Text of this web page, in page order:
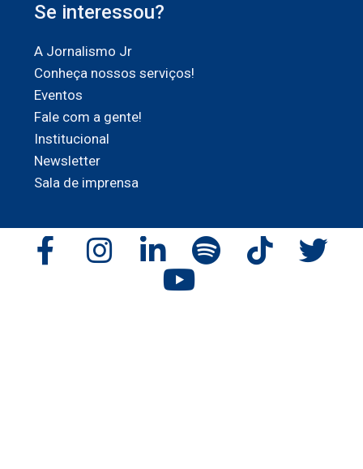
Se interessou?
A Jornalismo Jr
Conheça nossos serviços!
Eventos
Fale com a gente!
Institucional
Newsletter
Sala de imprensa